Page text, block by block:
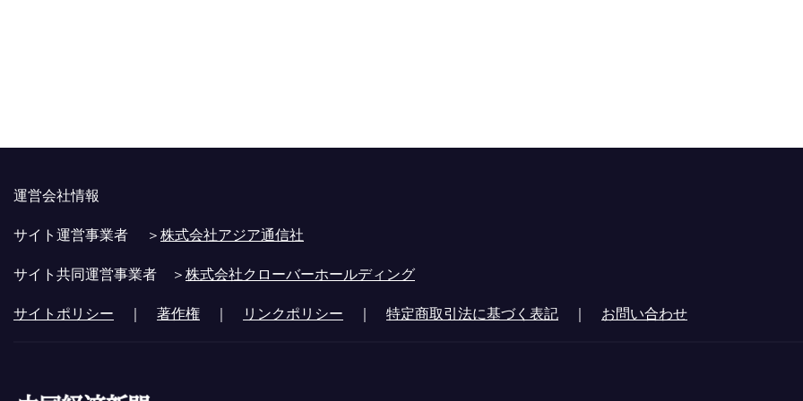
運営会社情報
サイト運営事業者 ＞株式会社アジア通信社
サイト共同運営事業者 ＞株式会社クローバーホールディング
サイトポリシー ｜ 著作権 ｜ リンクポリシー ｜ 特定商取引法に基づく表記 ｜ お問い合わせ